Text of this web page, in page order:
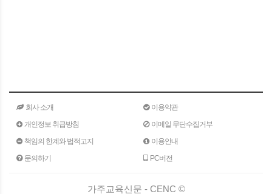
회사 소개
이용약관
개인정보 취급방침
이메일 무단수집거부
책임의 한계와 법적고지
이용안내
문의하기
PC버전
가주교육신문 - CENC ©